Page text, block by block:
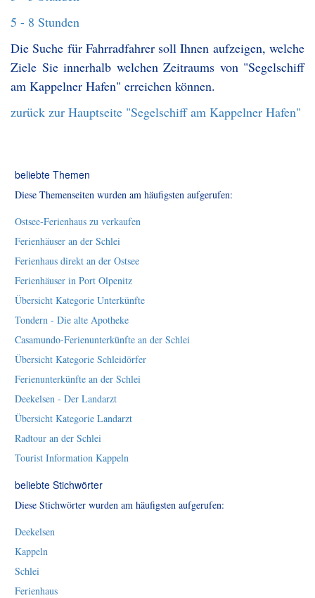
5 - 8 Stunden
Die Suche für Fahrradfahrer soll Ihnen aufzeigen, welche
Ziele Sie innerhalb welchen Zeitraums von "Segelschiff
am Kappelner Hafen" erreichen können.
zurück zur Hauptseite "Segelschiff am Kappelner Hafen"
beliebte Themen
Diese Themenseiten wurden am häufigsten aufgerufen:
Ostsee-Ferienhaus zu verkaufen
Ferienhäuser an der Schlei
Ferienhaus direkt an der Ostsee
Ferienhäuser in Port Olpenitz
Übersicht Kategorie Unterkünfte
Tondern - Die alte Apotheke
Casamundo-Ferienunterkünfte an der Schlei
Übersicht Kategorie Schleidörfer
Ferienunterkünfte an der Schlei
Deekelsen - Der Landarzt
Übersicht Kategorie Landarzt
Radtour an der Schlei
Tourist Information Kappeln
beliebte Stichwörter
Diese Stichwörter wurden am häufigsten aufgerufen:
Deekelsen
Kappeln
Schlei
Ferienhaus